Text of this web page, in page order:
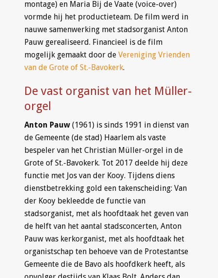
montage) en Maria Bij de Vaate (voice-over)
vormde hij het productieteam. De film werd in
nauwe samenwerking met stadsorganist Anton
Pauw gerealiseerd. Financieel is de film
mogelijk gemaakt door de Vereniging Vrienden
van de Grote of St.-Bavokerk.
De vast organist van het Müller-
orgel
Anton Pauw (1961) is sinds 1991 in dienst van
de Gemeente (de stad) Haarlem als vaste
bespeler van het Christian Müller-orgel in de
Grote of St.-Bavokerk. Tot 2017 deelde hij deze
functie met Jos van der Kooy. Tijdens diens
dienstbetrekking gold een takenscheiding: Van
der Kooy bekleedde de functie van
stadsorganist, met als hoofdtaak het geven van
de helft van het aantal stadsconcerten, Anton
Pauw was kerkorganist, met als hoofdtaak het
organistschap ten behoeve van de Protestantse
Gemeente die de Bavo als hoofdkerk heeft, als